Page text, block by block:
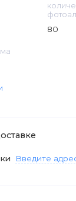
80
Введите